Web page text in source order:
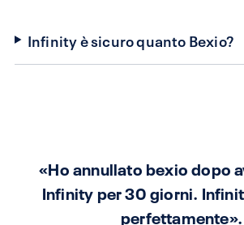
Infinity è sicuro quanto Bexio?
«Ho annullato bexio dopo
Infinity per 30 giorni.
perfettamente».